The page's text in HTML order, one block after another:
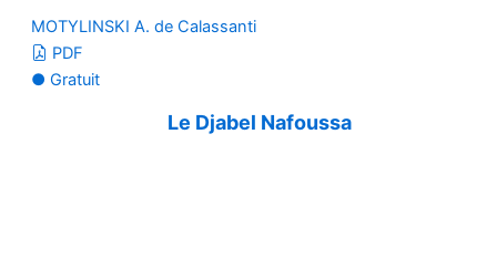
MOTYLINSKI A. de Calassanti
PDF
● Gratuit
Le Djabel Nafoussa